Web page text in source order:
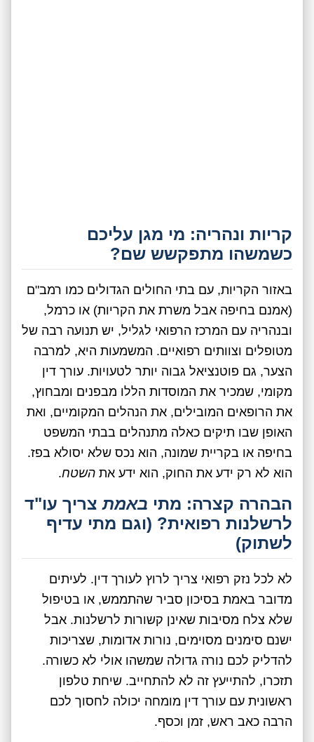
קריות ונהריה: מי מגן עליכם
כשמשהו מתפקשש שם?
באזור הקריות, עם בתי החולים הגדולים כמו רמב"ם
(אמנם בחיפה אבל משרת את הקריות) או כרמל,
ובנהריה עם המרכז הרפואי לגליל, יש תנועה רבה של
מטופלים וצוותים רפואיים. המשמעות היא, למרבה
הצער, גם פוטנציאל גבוה יותר לטעויות. עורך דין
מקומי, שמכיר את המוסדות הללו מבפנים ומבחוץ,
את הרופאים המובילים, את הנהלים המקומיים, ואת
האופן שבו תיקים כאלה מתנהלים בבתי המשפט
בחיפה או בקריית שמונה, הוא נכס שלא יסולא בפז.
הוא לא רק ידע את החוק, הוא ידע את השטח.
הבהרה קצרה: מתי באמתצריך עו"ד
לרשלנות רפואית? (וגם מתי עדיף
לשתוק)
לא לכל נזק רפואי צריך לרוץ לעורך דין. לעיתים
מדובר באמת בסיכון סביר שהתממש, או בטיפול
שלא צלח מסיבות שאינן קשורות לרשלנות. אבל
ישנם סימנים מסוימים, נורות אדומות, שצריכות
להדליק לכם נורה גדולה שמשהו אולי לא כשורה.
תזכרו, להתייעץ זה לא להתחייב. שיחת טלפון
ראשונית עם עורך דין מומחה יכולה לחסוך לכם
הרבה כאב ראש, זמן וכסף.